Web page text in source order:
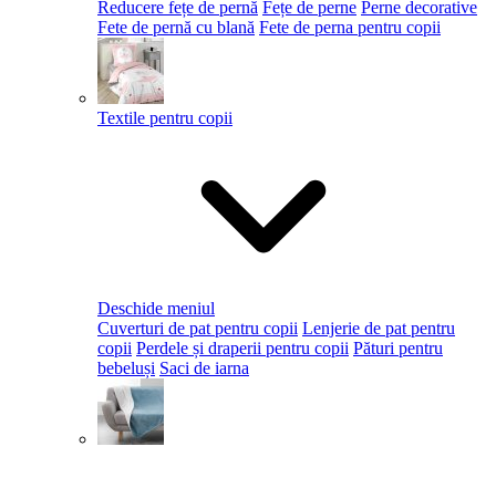
Reducere fețe de pernă Fețe de perne Perne decorative
Fete de pernă cu blană Fete de perna pentru copii
Textile pentru copii
Deschide meniul
Cuverturi de pat pentru copii Lenjerie de pat pentru
copii Perdele și draperii pentru copii Pături pentru
bebeluși Saci de iarna